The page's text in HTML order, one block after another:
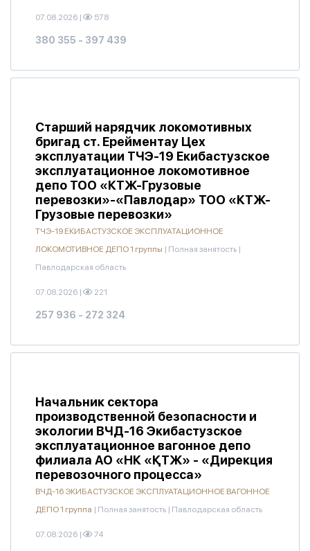
07.08.2026 | 578
380 355 - 397 439
Старший нарядчик локомотивных
бригад ст. Ерейментау Цех
эксплуатации ТЧЭ-19 Екибастузское
эксплуатационное локомотивное
депо ТОО «КТЖ-Грузовые
перевозки»-«Павлодар» ТОО «КТЖ-
Грузовые перевозки»
ТЧЭ-19 ЕКИБАСТУЗСКОЕ ЭКСПЛУАТАЦИОННОЕ
ЛОКОМОТИВНОЕ ДЕПО 1 группы | Полная занятость |
Павлодарская область
07.08.2026 | 221
257 936 - 272 324
Начальник сектора
производственной безопасности и
экологии ВЧД-16 Экибастузское
эксплуатационное вагонное депо
филиала АО «НК «ҚТЖ» - «Дирекция
перевозочного процесса»
ВЧД-16 ЭКИБАСТУЗСКОЕ ЭКСПЛУАТАЦИОННОЕ ВАГОННОЕ
ДЕПО 1 группа | Полная занятость | Павлодарская область
07.08.2026 | 74